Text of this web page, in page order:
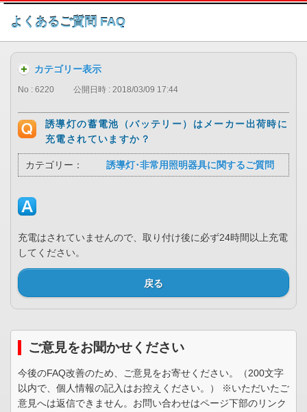
このページの本文へ
よくあるご質問 FAQ
カテゴリー表示
No : 6220 公開日時 : 2018/03/09 17:44
誘導灯の蓄電池（バッテリー）はメーカー出荷時に
充電されていますか？
カテゴリー： 誘導灯･非常用照明器具に関するご質問
充電はされていませんので、取り付け後に必ず24時間以上充電
してください。
戻る
ご意見をお聞かせください
今後のFAQ改善のため、ご意見をお寄せください。（200文字
以内で、個人情報の記入はお控えください。） ※いただいたご
意見へは返信できません。お問い合わせはページ下部のリンク